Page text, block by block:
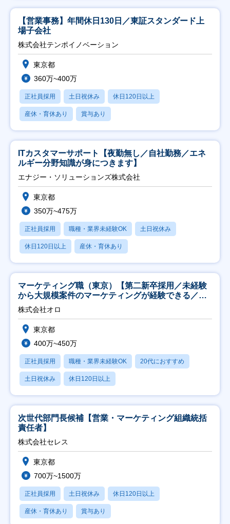
【営業事務】年間休日130日／東証スタンダード上
場子会社
株式会社テンポイノベーション
東京都
360万~400万
正社員採用 土日祝休み 休日120日以上
産休・育休あり 賞与あり
ITカスタマーサポート【夜勤無し／自社勤務／エネ
ルギー分野知識が身につきます】
エナジー・ソリューションズ株式会社
東京都
350万~475万
正社員採用 職種・業界未経験OK 土日祝休み
休日120日以上 産休・育休あり
マーケティング職（東京）【第二新卒採用／未経験
から大規模案件のマーケティングが経験できる／研
修充実】
株式会社オロ
東京都
400万~450万
正社員採用 職種・業界未経験OK 20代におすすめ
土日祝休み 休日120日以上
次世代部門長候補【営業・マーケティング組織統括
責任者】
株式会社セレス
東京都
700万~1500万
正社員採用 土日祝休み 休日120日以上
産休・育休あり 賞与あり